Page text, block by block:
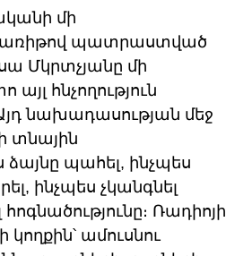
մի
առիթով պատրաստված
Մկրտչյանը մի
հնչողություն
նախադասության մեջ
տնային
ձայնը պահել, ինչպես
ինչպես չկանգնել
Ռադիոյի
ամուսնու